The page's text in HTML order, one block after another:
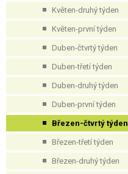
Květen-druhý týden
Květen-první týden
Duben-čtvrtý týden
Duben-třetí týden
Duben-druhý týden
Duben-první týden
Březen-čtvrtý týden
Březen-třetí týden
Březen-druhý týden